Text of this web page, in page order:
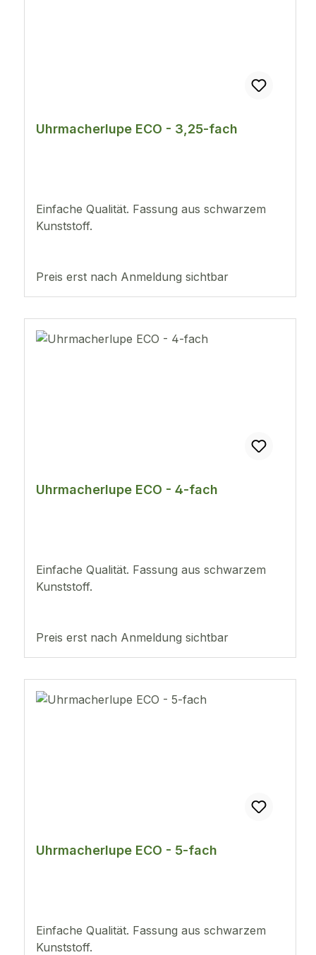
Uhrmacherlupe ECO - 3,25-fach
Einfache Qualität. Fassung aus schwarzem
Kunststoff.
Preis erst nach Anmeldung sichtbar
Uhrmacherlupe ECO - 4-fach
Einfache Qualität. Fassung aus schwarzem
Kunststoff.
Preis erst nach Anmeldung sichtbar
Uhrmacherlupe ECO - 5-fach
Einfache Qualität. Fassung aus schwarzem
Kunststoff.